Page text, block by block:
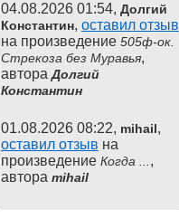
04.08.2026 01:54, Долгий
Константин, оставил отзыв
на произведение 505ф-ок.
Стрекоза без Муравья,
автораДолгий
Константин
01.08.2026 08:22, mihail,
оставил отзыв на
произведение Когда ... ,
автора mihail